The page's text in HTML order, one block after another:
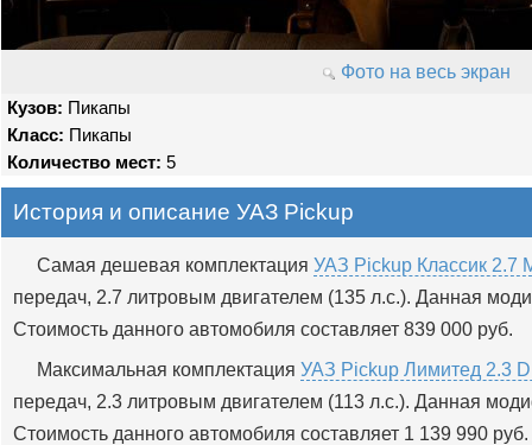
Фото на весь экран
Кузов: Пикапы
Класс: Пикапы
Количество мест: 5
История и описание УАЗ Pickup
Самая дешевая комплектация УАЗ Pickup Классик 2.7
передач, 2.7 литровым двигателем (135 л.с.). Данная
Стоимость данного автомобиля составляет 839 000 руб.
Максимальная комплектация УАЗ Pickup Лимитед 2.3
передач, 2.3 литровым двигателем (113 л.с.). Данная
Стоимость данного автомобиля составляет 1 139 990 руб.